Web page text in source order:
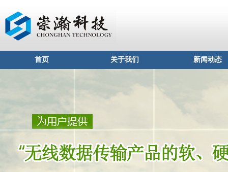
首页 关于我们 新闻动态